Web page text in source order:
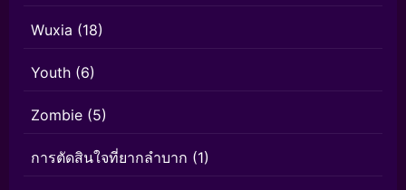
Wuxia (18)
Youth (6)
Zombie (5)
การตัดสินใจที่ยากลำบาก (1)